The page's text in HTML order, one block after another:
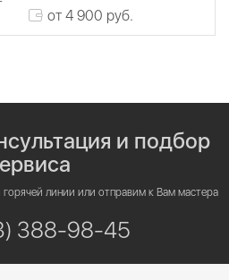
от 4 900 руб.
и подбор
линии или отправим к Вам мастера
388-98-45